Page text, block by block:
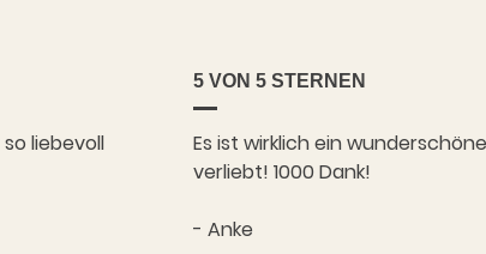
liebevoll
5 VON 5 STERNEN
Es ist wirklich ein
verliebt! 1000 Dank!
- Anke